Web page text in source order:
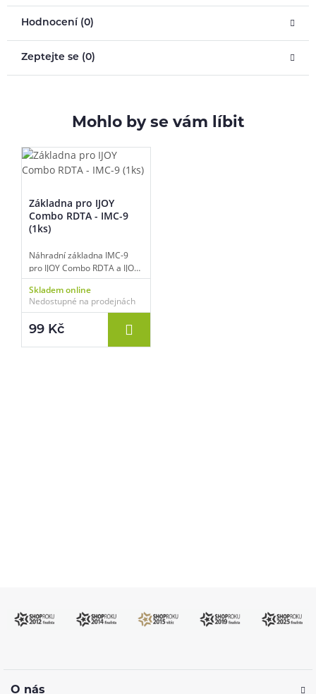
Hodnocení (0)
Zeptejte se (0)
Mohlo by se vám líbit
Základna pro IJOY
Combo RDTA - IMC-9
(1ks)
Náhradní základna IMC-9
pro IJOY Combo RDTA a IJOY
Combo RDTA 2, pozlacené
kontakty, určeno pro dual-
coil buildy, balení 1ks
Skladem online
Nedostupné na prodejnách
99 Kč
O nás